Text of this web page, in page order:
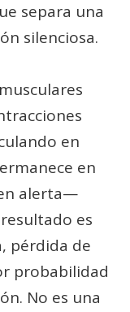
separa una
silenciosa.
en
en
alerta—
es
pérdida de
probabilidad
No es una